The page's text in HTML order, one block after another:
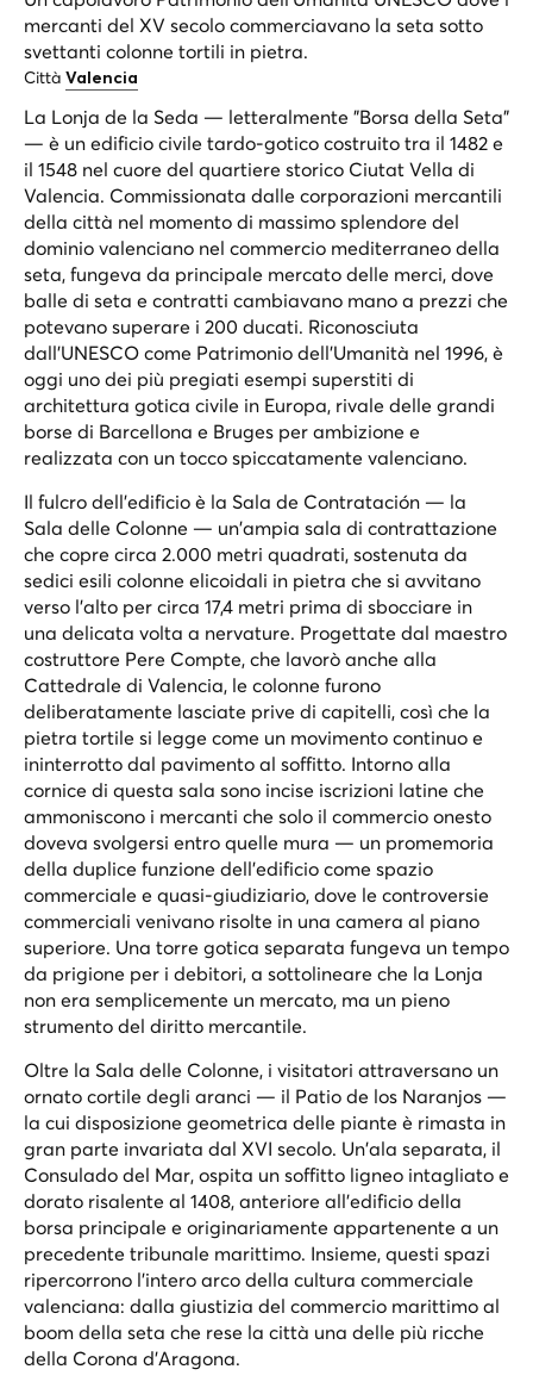
mercanti del XV secolo commerciavano la seta sotto
svettanti colonne tortili in pietra.
Città Valencia
La Lonja de la Seda — letteralmente "Borsa della Seta"
— è un edificio civile tardo-gotico costruito tra il 1482 e
il 1548 nel cuore del quartiere storico Ciutat Vella di
Valencia. Commissionata dalle corporazioni mercantili
della città nel momento di massimo splendore del
dominio valenciano nel commercio mediterraneo della
seta, fungeva da principale mercato delle merci, dove
balle di seta e contratti cambiavano mano a prezzi che
potevano superare i 200 ducati. Riconosciuta
dall'UNESCO come Patrimonio dell'Umanità nel 1996, è
oggi uno dei più pregiati esempi superstiti di
architettura gotica civile in Europa, rivale delle grandi
borse di Barcellona e Bruges per ambizione e
realizzata con un tocco spiccatamente valenciano.
Il fulcro dell'edificio è la Sala de Contratación — la
Sala delle Colonne — un'ampia sala di contrattazione
che copre circa 2.000 metri quadrati, sostenuta da
sedici esili colonne elicoidali in pietra che si avvitano
verso l'alto per circa 17,4 metri prima di sbocciare in
una delicata volta a nervature. Progettate dal maestro
costruttore Pere Compte, che lavorò anche alla
Cattedrale di Valencia, le colonne furono
deliberatamente lasciate prive di capitelli, così che la
pietra tortile si legge come un movimento continuo e
ininterrotto dal pavimento al soffitto. Intorno alla
cornice di questa sala sono incise iscrizioni latine che
ammoniscono i mercanti che solo il commercio onesto
doveva svolgersi entro quelle mura — un promemoria
della duplice funzione dell'edificio come spazio
commerciale e quasi-giudiziario, dove le controversie
commerciali venivano risolte in una camera al piano
superiore. Una torre gotica separata fungeva un tempo
da prigione per i debitori, a sottolineare che la Lonja
non era semplicemente un mercato, ma un pieno
strumento del diritto mercantile.
Oltre la Sala delle Colonne, i visitatori attraversano un
ornato cortile degli aranci — il Patio de los Naranjos —
la cui disposizione geometrica delle piante è rimasta in
gran parte invariata dal XVI secolo. Un'ala separata, il
Consulado del Mar, ospita un soffitto ligneo intagliato e
dorato risalente al 1408, anteriore all'edificio della
borsa principale e originariamente appartenente a un
precedente tribunale marittimo. Insieme, questi spazi
ripercorrono l'intero arco della cultura commerciale
valenciana: dalla giustizia del commercio marittimo al
boom della seta che rese la città una delle più ricche
della Corona d'Aragona.